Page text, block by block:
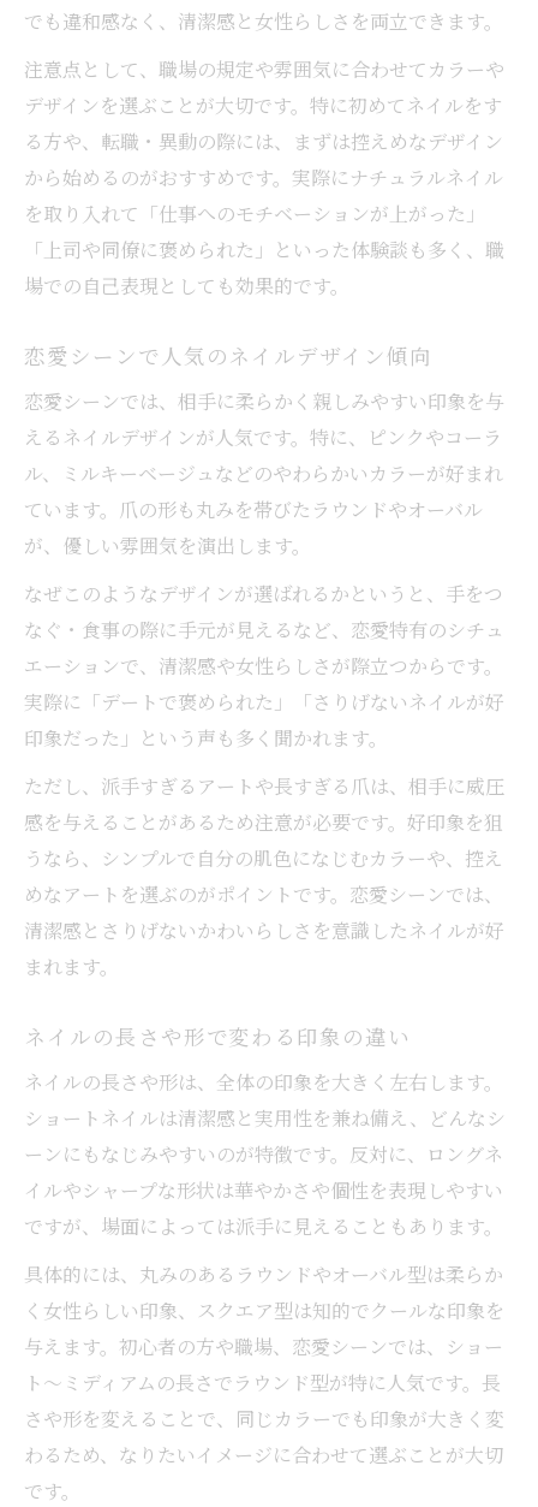
でも違和感なく、清潔感と女性らしさを両立できます。
注意点として、職場の規定や雰囲気に合わせてカラーや
デザインを選ぶことが大切です。特に初めてネイルをす
る方や、転職・異動の際には、まずは控えめなデザイン
から始めるのがおすすめです。実際にナチュラルネイル
を取り入れて「仕事へのモチベーションが上がった」
「上司や同僚に褒められた」といった体験談も多く、職
場での自己表現としても効果的です。
恋愛シーンで人気のネイルデザイン傾向
恋愛シーンでは、相手に柔らかく親しみやすい印象を与
えるネイルデザインが人気です。特に、ピンクやコーラ
ル、ミルキーベージュなどのやわらかいカラーが好まれ
ています。爪の形も丸みを帯びたラウンドやオーバル
が、優しい雰囲気を演出します。
なぜこのようなデザインが選ばれるかというと、手をつ
なぐ・食事の際に手元が見えるなど、恋愛特有のシチュ
エーションで、清潔感や女性らしさが際立つからです。
実際に「デートで褒められた」「さりげないネイルが好
印象だった」という声も多く聞かれます。
ただし、派手すぎるアートや長すぎる爪は、相手に威圧
感を与えることがあるため注意が必要です。好印象を狙
うなら、シンプルで自分の肌色になじむカラーや、控え
めなアートを選ぶのがポイントです。恋愛シーンでは、
清潔感とさりげないかわいらしさを意識したネイルが好
まれます。
ネイルの長さや形で変わる印象の違い
ネイルの長さや形は、全体の印象を大きく左右します。
ショートネイルは清潔感と実用性を兼ね備え、どんなシ
ーンにもなじみやすいのが特徴です。反対に、ロングネ
イルやシャープな形状は華やかさや個性を表現しやすい
ですが、場面によっては派手に見えることもあります。
具体的には、丸みのあるラウンドやオーバル型は柔らか
く女性らしい印象、スクエア型は知的でクールな印象を
与えます。初心者の方や職場、恋愛シーンでは、ショー
ト〜ミディアムの長さでラウンド型が特に人気です。長
さや形を変えることで、同じカラーでも印象が大きく変
わるため、なりたいイメージに合わせて選ぶことが大切
です。